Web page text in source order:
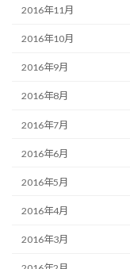
2016年11月
2016年10月
2016年9月
2016年8月
2016年7月
2016年6月
2016年5月
2016年4月
2016年3月